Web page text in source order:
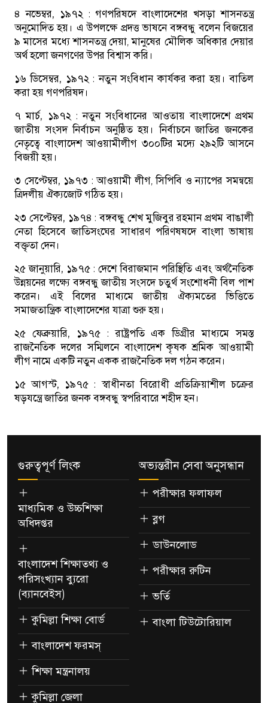
৪ নভেম্বর, ১৯৭২ : গণপরিষদে বাংলাদেশের খসড়া শাসনতন্ত্র
অনুমোদিত হয়। এ উপলক্ষে প্রদত্ত ভাষনে বঙ্গবন্ধু বলেন বিজয়ের
৯ মাসের মধ্যে শাসনতন্ত্র দেয়া, মানুষের মৌলিক অধিকার দেয়ার
অর্থ হলো জনগণের উপর বিশ্বাস করি।
১৬ ডিসেম্বর, ১৯৭২ : নতুন সংবিধান কার্যকর করা হয়। বাতিল
করা হয় গণপরিষদ।
৭ মার্চ, ১৯৭২ : নতুন সংবিধানের আওতায় বাংলাদেশে প্রথম
জাতীয় সংসদ নির্বাচন অনুষ্ঠিত হয়। নির্বাচনে জাতির জনকের
নেতৃত্বে বাংলাদেশ আওয়ামীলীগ ৩০০টির মদ্যে ২৯২টি আসনে
বিজয়ী হয়।
৩ সেপ্টেম্বর, ১৯৭৩ : আওয়ামী লীগ, সিপিবি ও ন্যাপের সমন্বয়ে
ত্রিদলীয় ঐক্যজোট গঠিত হয়।
২৩ সেপ্টেম্বর, ১৯৭৪ : বঙ্গবন্ধু শেখ মুজিবুর রহমান প্রথম বাঙালী
নেতা হিসেবে জাতিসংঘের সাধারণ পরিণষষদে বাংলা ভাষায়
বক্তৃতা দেন।
২৫ জানুয়ারি, ১৯৭৫ : দেশে বিরাজমান পরিস্থিতি এবং অর্থনৈতিক
উন্নয়নের লক্ষ্যে বঙ্গবন্ধু জাতীয় সংসদে চতুর্থ সংশোধনী বিল পাশ
করেন। এই বিলের মাধ্যমে জাতীয় ঐক্যমতের ভিত্তিতে
সমাজতান্ত্রিক বাংলাদেশের যাত্রা শুরু হয়।
২৫ ফেব্রুয়ারি, ১৯৭৫ : রাষ্ট্রপতি এক ডিগ্রীর মাধ্যমে সমস্ত
রাজনৈতিক দলের সম্মিলনে বাংলাদেশ কৃষক শ্রমিক আওয়ামী
লীগ নামে একটি নতুন একক রাজনৈতিক দল গঠন করেন।
১৫ আগস্ট, ১৯৭৫ : স্বাধীনতা বিরোধী প্রতিক্রিয়াশীল চক্রের
ষড়যন্ত্রে জাতির জনক বঙ্গবন্ধু স্বপরিবারে শহীদ হন।
গুরুত্বপূর্ণ লিংক
মাধ্যমিক ও উচ্চশিক্ষা
অধিদপ্তর
বাংলাদেশ শিক্ষাতথ্য ও
পরিসংখ্যান ব্যুরো
(ব্যানবেইস)
কুমিল্লা শিক্ষা বোর্ড
বাংলাদেশ ফরমস্
শিক্ষা মন্ত্রনালয়
কুমিল্লা জেলা
অভ্যন্তরীন সেবা অনুসন্ধান
পরীক্ষার ফলাফল
ব্লগ
ডাউনলোড
পরীক্ষার রুটিন
ভর্তি
বাংলা টিউটোরিয়াল